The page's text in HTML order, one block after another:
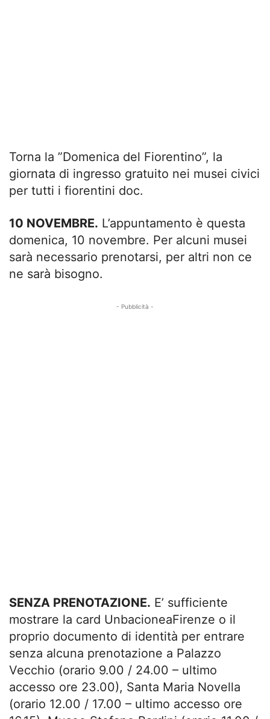
Torna la ”Domenica del Fiorentino”, la
giornata di ingresso gratuito nei musei civici
per tutti i fiorentini doc.
10 NOVEMBRE. L’appuntamento è questa
domenica, 10 novembre. Per alcuni musei
sarà necessario prenotarsi, per altri non ce
ne sarà bisogno.
- Pubblicità -
SENZA PRENOTAZIONE. E’ sufficiente
mostrare la card UnbacioneaFirenze o il
proprio documento di identità per entrare
senza alcuna prenotazione a Palazzo
Vecchio (orario 9.00 / 24.00 – ultimo
accesso ore 23.00), Santa Maria Novella
(orario 12.00 / 17.00 – ultimo accesso ore